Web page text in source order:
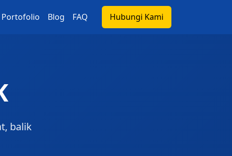
Portofolio Blog FAQ Hubungi Kami
balik